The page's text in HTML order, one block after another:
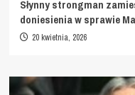
Słynny strongman
doniesienia w sprawie
20 kwietnia, 2026